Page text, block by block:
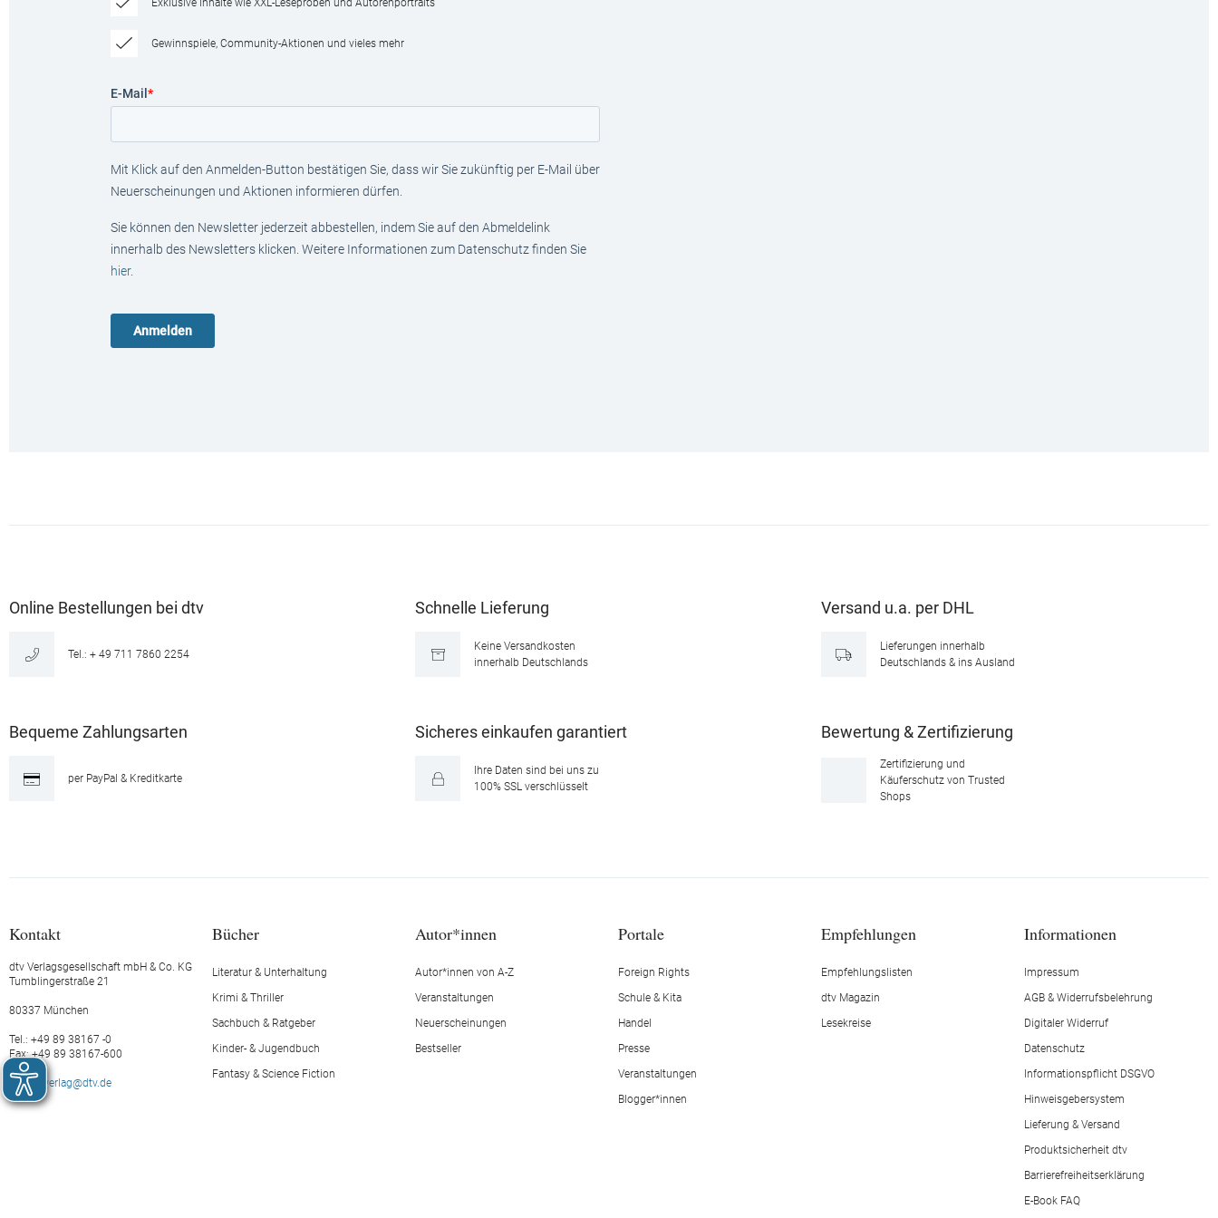
Exklusive Inhalte wie XXL-Leseproben und Autorenportraits
Gewinnspiele, Community-Aktionen und vieles mehr
E-Mail *
Mit Klick auf den Anmelden-Button bestätigen Sie, dass wir Sie zukünftig per E-Mail über
Neuerscheinungen und Aktionen informieren dürfen.
Sie können den Newsletter jederzeit abbestellen, indem Sie auf den Abmeldelink
innerhalb des Newsletters klicken. Weitere Informationen zum Datenschutz finden Sie
hier.
Online Bestellungen bei dtv
Tel.: + 49 711 7860 2254
Schnelle Lieferung
Keine Versandkosten
innerhalb Deutschlands
Versand u.a. per DHL
Lieferungen innerhalb
Deutschlands & ins Ausland
Bequeme Zahlungsarten
per PayPal & Kreditkarte
Sicheres einkaufen garantiert
Ihre Daten sind bei uns zu
100% SSL verschlüsselt
Bewertung & Zertifizierung
Zertifizierung und
Käuferschutz von Trusted
Shops
Kontakt
dtv Verlagsgesellschaft mbH & Co. KG
Tumblingerstraße 21
80337 München
Tel.: +49 89 38167 -0
Fax: +49 89 38167-600
E-Mail: verlag@dtv.de
Bücher
Literatur & Unterhaltung
Krimi & Thriller
Sachbuch & Ratgeber
Kinder- & Jugendbuch
Fantasy & Science Fiction
Autor*innen
Autor*innen von A-Z
Veranstaltungen
Neuerscheinungen
Bestseller
Portale
Foreign Rights
Schule & Kita
Handel
Presse
Veranstaltungen
Blogger*innen
Empfehlungen
Empfehlungslisten
dtv Magazin
Lesekreise
Informationen
Impressum
AGB & Widerrufsbelehrung
Digitaler Widerruf
Datenschutz
Informationspflicht DSGVO
Hinweisgebersystem
Lieferung & Versand
Produktsicherheit dtv
Barrierefreiheitserklärung
E-Book FAQ